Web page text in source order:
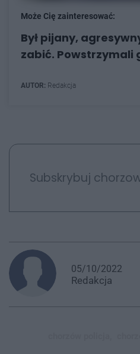
Może Cię zainteresować:
Był pijany,
zabić. Powstrzymali
AUTOR: Redakcja
Subskrybuj
05/10/2022
Redakcja